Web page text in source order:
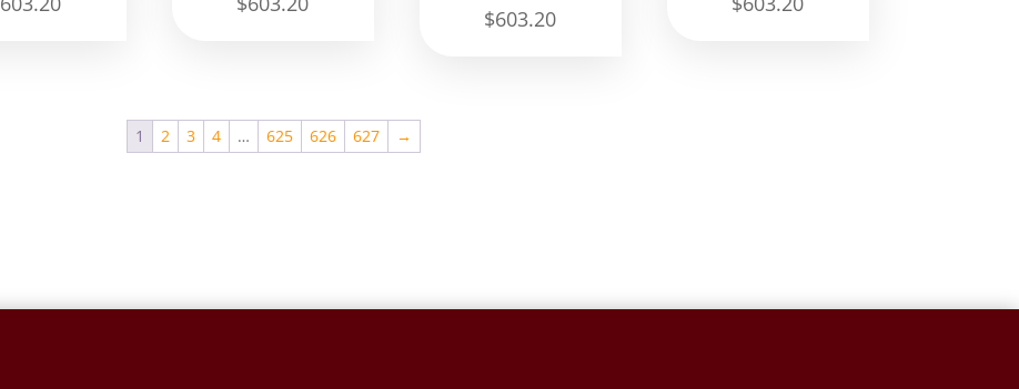
$603.20
1 2 3 4 … 625 626 627 →